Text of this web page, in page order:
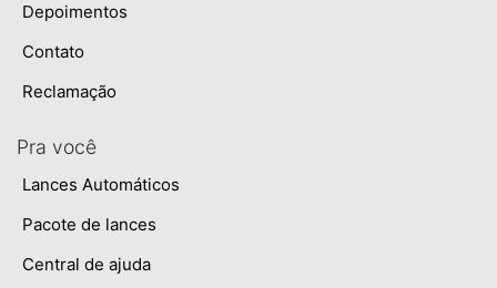
Depoimentos
Contato
Reclamação
Pra você
Lances Automáticos
Pacote de lances
Central de ajuda